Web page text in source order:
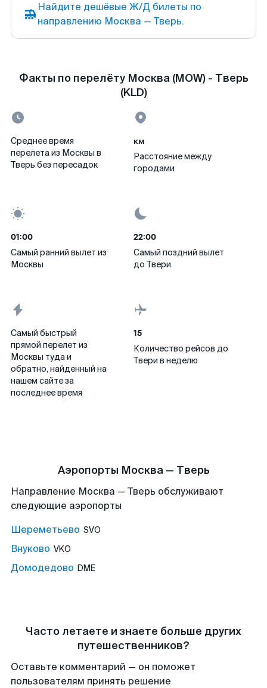
Найдите дешёвые Ж/Д билеты по
направлению Москва — Тверь.
Факты по перелёту Москва (MOW) - Тверь
(KLD)
Среднее время
перелета из Москвы в
Тверь без пересадок
км
Расстояние между
городами
01:00
Самый ранний вылет из
Москвы
22:00
Самый поздний вылет
до Твери
Самый быстрый
прямой перелет из
Москвы туда и
обратно, найденный на
нашем сайте за
последнее время
15
Количество рейсов до
Твери в неделю
Аэропорты Москва — Тверь
Направление Москва — Тверь обслуживают
следующие аэропорты
Шереметьево SVO
Внуково VKO
Домодедово DME
Часто летаете и знаете больше других
путешественников?
Оставьте комментарий — он поможет
пользователям принять решение